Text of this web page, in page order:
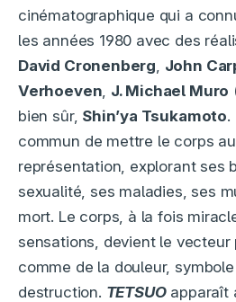
cinématographique qui a
les années 1980 avec des
David Cronenberg John
Verhoeven J. Michael Muro
bien sûr, Shin’ya Tsukamoto.
commun de mettre le corps
représentation, explorant ses
sexualité, ses maladies, ses
mort. Le corps, à la fois
sensations, devient le vecteur
comme de la douleur,
destruction. TETSUOapparaît